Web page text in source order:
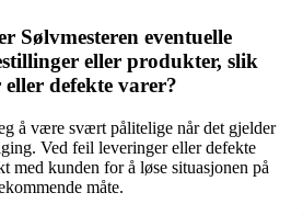
Sølvmesteren eventuelle
eller produkter, slik
defekte varer?
å være svært pålitelige når det gjelder
Ved feil leveringer eller defekte
med kunden for å løse situasjonen på
måte.